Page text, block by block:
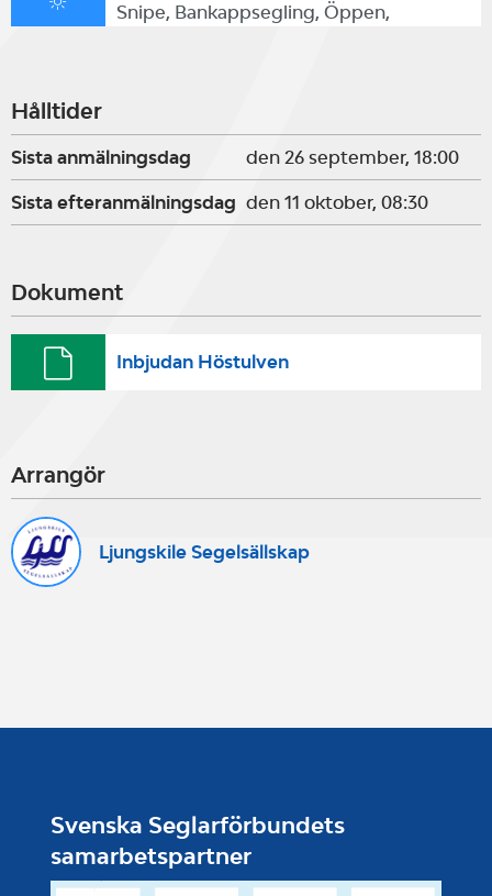
Snipe, Bankappsegling, Öppen,
Hålltider
Sista anmälningsdag den 26 september, 18:00
Sista efteranmälningsdag den 11 oktober, 08:30
Dokument
Inbjudan Höstulven
Arrangör
Ljungskile Segelsällskap
Svenska Seglarförbundets
samarbetspartner